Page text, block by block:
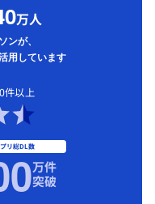
万人
ンが、
用しています
件以上
リ総DL数
万件
突破